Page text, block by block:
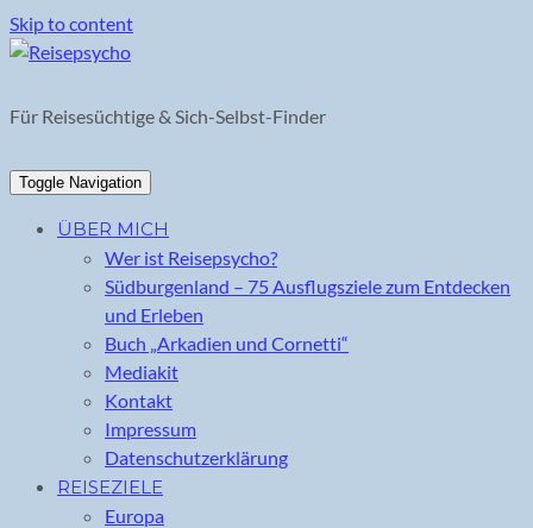
Skip to content
Für Reisesüchtige & Sich-Selbst-Finder
Toggle Navigation
ÜBER MICH
Wer ist Reisepsycho?
Südburgenland – 75 Ausflugsziele zum Entdecken
und Erleben
Buch „Arkadien und Cornetti“
Mediakit
Kontakt
Impressum
Datenschutzerklärung
REISEZIELE
Europa